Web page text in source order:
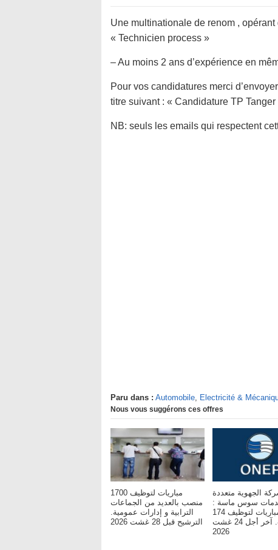
Une multinationale de renom ,
« Technicien process »
– Au moins 2 ans d’expérience en
Pour vos candidatures merci
titre suivant : « Candidature TP
NB: seuls les emails qui respectent
Paru dans : Automobile, Electricité &
Nous vous suggérons ces offres
مباريات لتوظيف 1700
منصب بالعديد من الجماعات
الترابية و إدارات عمومية.
الترشيح قبل 28 غشت 2026
الجهوية متعددة
سوس ماسة :
مباريات لتوظيف 174
مناصب. آخر أجل 24 غشت
2026